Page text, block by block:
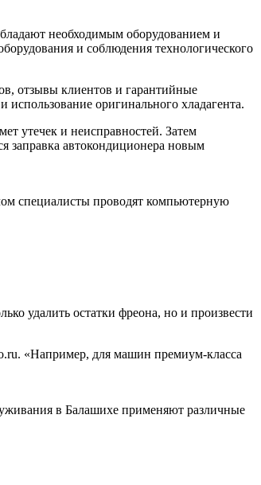
необходимым оборудованием и
и соблюдения технологического
отзывы клиентов и гарантийные
оригинального хладагента.
утечек и неисправностей. Затем
заправка автокондиционера новым
специалисты проводят компьютерную
удалить остатки фреона, но и произвести
«Например, для машин премиум-класса
в Балашихе применяют различные